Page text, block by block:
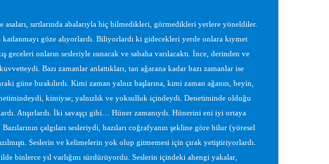
sırtlarında abalarıyla hiç bilmedikleri, görmedikleri yerlere yöneldiler.
göze alıyorlardı. Biliyorlardı ki gidecekleri yerde onlara kıymet
onların sesleriyle ısınacak ve sabaha varılacaktı. İnce, derinden ve
Bazı zamanlar anlattıkları, tan ağarana kadar bazı zamanlar ise
güne bırakılırdı. Kimi zaman yalnız başlarına, kimi zaman ağanın, beyin,
kimiyse; yalnızlık ve yoksulluk içindeydi. Denetiminde olduğu
Atışırlardı. İki savaşçı gibi… Hüner zamanıydı. Hünerini eni iyi ortaya
çalgıları sesleriydi, bazıları coğrafyanın şekline göre bilur (yöresel
Seslerin ve kelimelerin yok olup gitmemesi için çırak yetiştiriyorlardı.
binlerce yıl varlığını sürdürüyordu. Seslerin içindeki ahengi yakalar,